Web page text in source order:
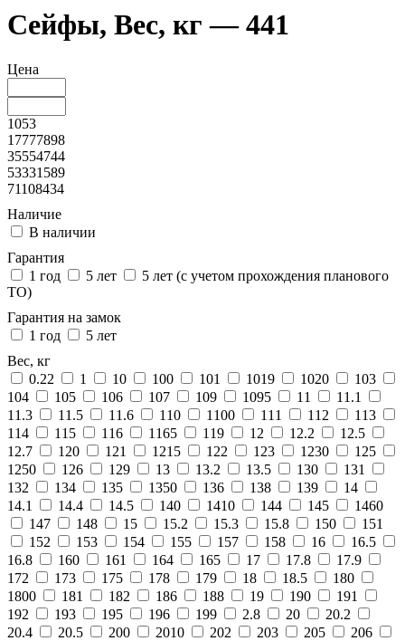
Сейфы, Вес, кг — 441
Цена
1053
17777898
35554744
53331589
71108434
Наличие
В наличии
Гарантия
1 год
5 лет
5 лет (с учетом прохождения планового
ТО)
Гарантия на замок
1 год
5 лет
Вес, кг
0.22
1 10 100 101 1019 1020
103
104
105 106 107 109 1095 11
11.1
11.3
11.5 11.6 110 1100 111 112
113
114
115 116 1165 119 12 12.2
12.5
12.7
120 121 1215 122 123 1230
125
1250
126 129 13 13.2 13.5 130
131
132
134 135 1350 136 138 139
14
14.1
14.4 14.5 140 1410 144 145
1460
147
148 15 15.2 15.3 15.8 150
151
152
153 154 155 157 158 16
16.5
16.8
160 161 164 165 17 17.8
17.9
172
173 175 178 179 18 18.5
180
1800
181 182 186 188 19 190
191
192
193 195 196 199 2.8 20
20.2
20.4
20.5 200 2010 202 203 205
206